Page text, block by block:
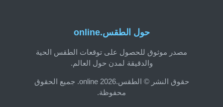
حول الطقس.online
مصدر موثوق للحصول على توقعات الطقس الحية
والدقيقة لمدن حول العالم.
حقوق النشر © الطقس.online 2026. جميع الحقوق
محفوظة.